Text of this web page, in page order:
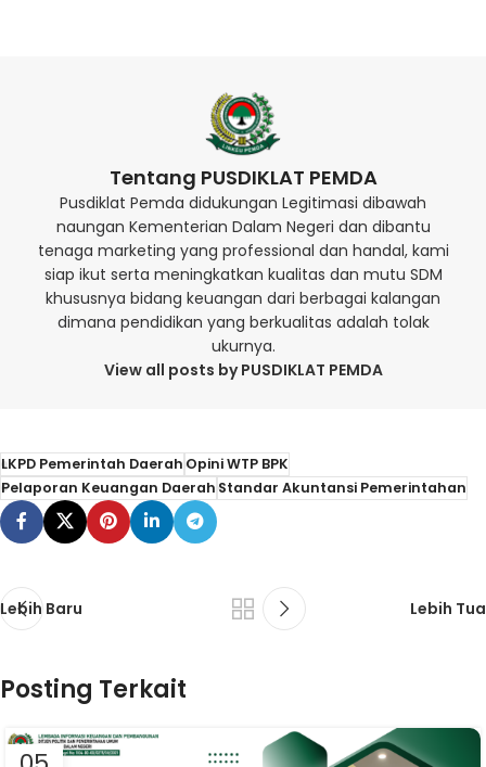
Tentang PUSDIKLAT PEMDA
Pusdiklat Pemda didukungan Legitimasi dibawah
naungan Kementerian Dalam Negeri dan dibantu
tenaga marketing yang professional dan handal, kami
siap ikut serta meningkatkan kualitas dan mutu SDM
khususnya bidang keuangan dari berbagai kalangan
dimana pendidikan yang berkualitas adalah tolak
ukurnya.
View all posts by PUSDIKLAT PEMDA
LKPD Pemerintah DaerahOpini WTP BPK
Pelaporan Keuangan DaerahStandar Akuntansi Pemerintahan
Lebih Baru Lebih Tua
Posting Terkait